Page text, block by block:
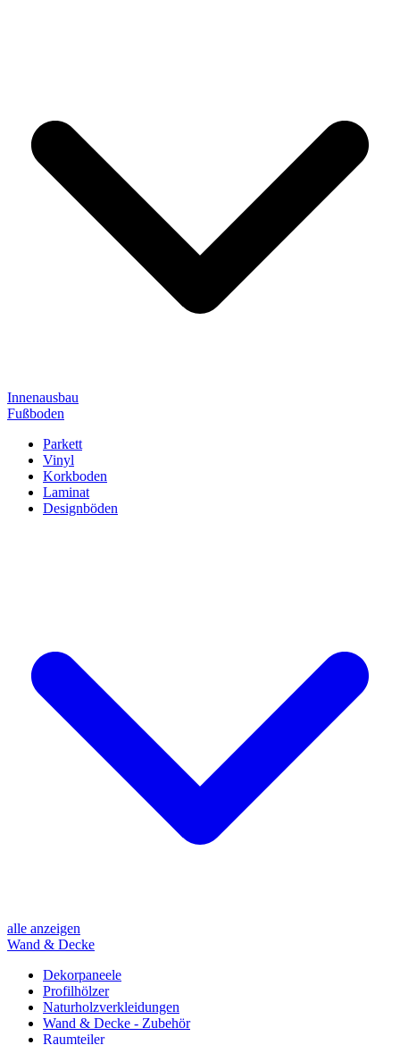
Innenausbau
Fußboden
Parkett
Vinyl
Korkboden
Laminat
Designböden
alle anzeigen
Wand & Decke
Dekorpaneele
Profilhölzer
Naturholzverkleidungen
Wand & Decke - Zubehör
Raumteiler